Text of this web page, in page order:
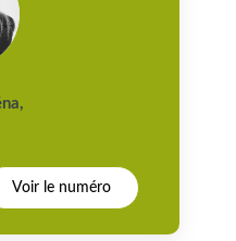
,
Voir le numéro